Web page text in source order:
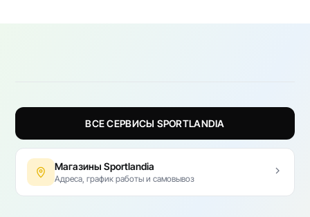
ВСЕ СЕРВИСЫ SPORTLANDIA
Магазины Sportlandia
Адреса, график работы и самовывоз